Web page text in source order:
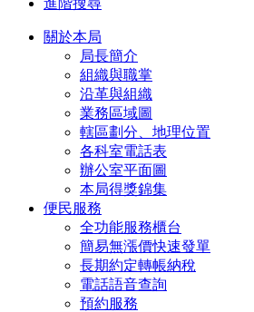
關於本局
局長簡介
組織與職掌
沿革與組織
業務區域圖
轄區劃分、地理位置
各科室電話表
辦公室平面圖
本局得獎錦集
便民服務
全功能服務櫃台
簡易無漲價快速發單
長期約定轉帳納稅
電話語音查詢
預約服務